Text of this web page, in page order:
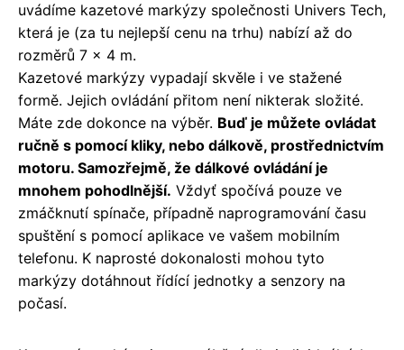
uvádíme kazetové markýzy společnosti Univers Tech,
která je (za tu nejlepší cenu na trhu) nabízí až do
rozměrů 7 x 4 m.
Kazetové markýzy vypadají skvěle i ve stažené
formě. Jejich ovládání přitom není nikterak složité.
Máte zde dokonce na výběr. Buď je můžete ovládat
ručně s pomocí kliky, nebo dálkově, prostřednictvím
motoru. Samozřejmě, že dálkové ovládání je
mnohem pohodlnější. Vždyť spočívá pouze ve
zmáčknutí spínače, případně naprogramování času
spuštění s pomocí aplikace ve vašem mobilním
telefonu. K naprosté dokonalosti mohou tyto
markýzy dotáhnout řídící jednotky a senzory na
počasí.